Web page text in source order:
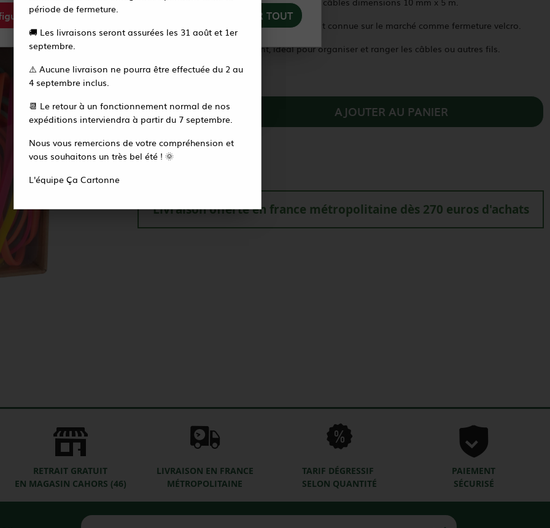
Ruban de fermeture par filaments également connue sur le marché comme fermeture velcro.
Ruban pratique et très résistant, idéal pour organiser et ranger les câbles ou autres fils.
AJOUTER AU PANIER
Soit un total de28,80 €
Livraison offerte en france métropolitaine dès 270 euros d'achats
RETRAIT GRATUIT
EN MAGASIN CAHORS (46)
LIVRAISON EN FRANCE
MÉTROPOLITAINE
TARIF DÉGRESSIF
SELON QUANTITÉ
PAIEMENT
SÉCURISÉ
Tout refuser ACCEPTER TOUT
Vous recevrez alors un e-mail pour créer votre
nouveau mot de passe en quelques secondes.
Accéder à la page de connexion
période de fermeture.
🚚 Les livraisons seront assurées les 31 août et 1er
septembre.
⚠️ Aucune livraison ne pourra être effectuée du 2 au
4 septembre inclus.
📆 Le retour à un fonctionnement normal de nos
expéditions interviendra à partir du 7 septembre.
Nous vous remercions de votre compréhension et
vous souhaitons un très bel été ! 🌞
L'équipe Ça Cartonne